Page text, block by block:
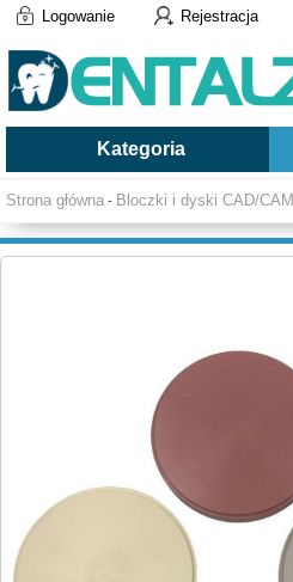
Logowanie Rejestracja
Kategoria
Strona główna - Bloczki i dyski CAD/CAM